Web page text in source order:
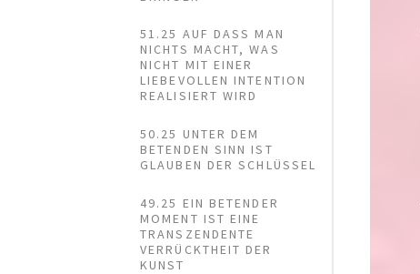
51.25 AUF DASS MAN
NICHTS MACHT, WAS
NICHT MIT EINER
LIEBEVOLLEN INTENTION
REALISIERT WIRD
50.25 UNTER DEM
BETENDEN SINN IST
GLAUBEN DER SCHLÜSSEL
49.25 EIN BETENDER
MOMENT IST EINE
TRANSZENDENTE
VERRÜCKTHEIT DER
KUNST